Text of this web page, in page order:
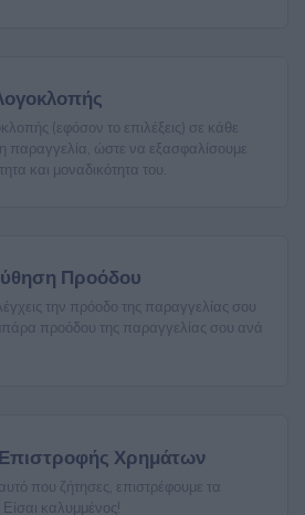
(εφόσον το επιλέξεις) σε κάθε
παραγγελία, ώστε να εξασφαλίσουμε
και μοναδικότητα του.
Προόδου
την πρόοδο της παραγγελίας σου
προόδου της παραγγελίας σου ανά
Χρημάτων
που ζήτησες, επιστρέφουμε τα
καλυμμένος!